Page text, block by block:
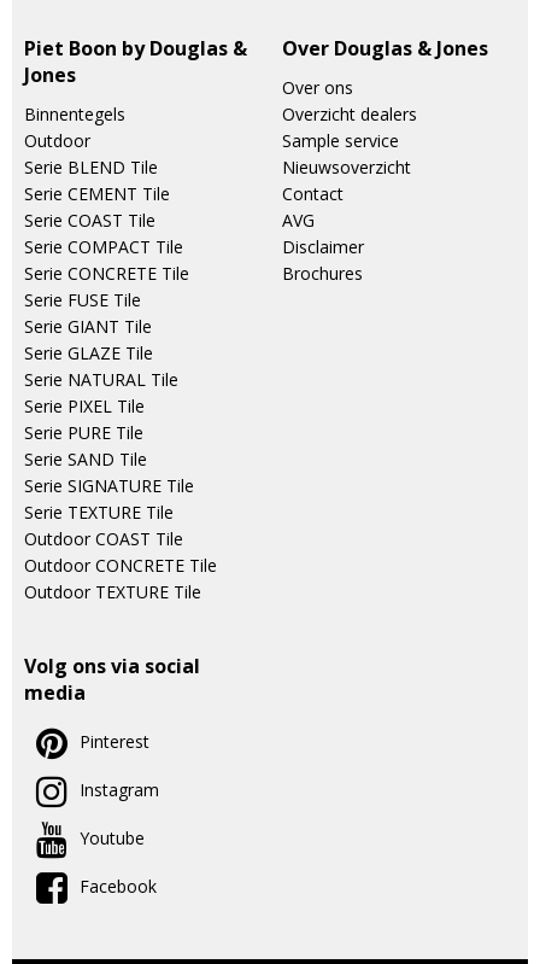
Piet Boon by Douglas &
Jones
Binnentegels
Outdoor
Serie BLEND Tile
Serie CEMENT Tile
Serie COAST Tile
Serie COMPACT Tile
Serie CONCRETE Tile
Serie FUSE Tile
Serie GIANT Tile
Serie GLAZE Tile
Serie NATURAL Tile
Serie PIXEL Tile
Serie PURE Tile
Serie SAND Tile
Serie SIGNATURE Tile
Serie TEXTURE Tile
Outdoor COAST Tile
Outdoor CONCRETE Tile
Outdoor TEXTURE Tile
Over Douglas & Jones
Over ons
Overzicht dealers
Sample service
Nieuwsoverzicht
Contact
AVG
Disclaimer
Brochures
Volg ons via social
media
Pinterest
Instagram
Youtube
Facebook